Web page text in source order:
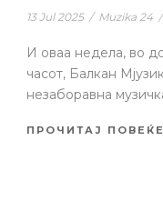
13 Jul 2025 / Muzika 24 /
И оваа недела, во
часот, Балкан
незаборавна
ПРОЧИТАЈ ПОВЕЌЕ